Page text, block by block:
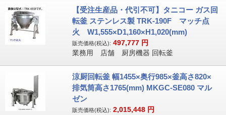
【受注生産品・代引不可】タニコー ガス回
転釜 ステンレス製 TRK-190F マッチ点
火 W1,555×D1,160×H1,020(mm)
販売価格(税込): 497,777 円
業務用 店舗 厨房機器 回転釜
涼厨回転釜 幅1455×奥行985×釜高さ820×
排気筒高さ1765(mm) MKGC-SE080 マル
ゼン
販売価格(税込): 2,015,448 円